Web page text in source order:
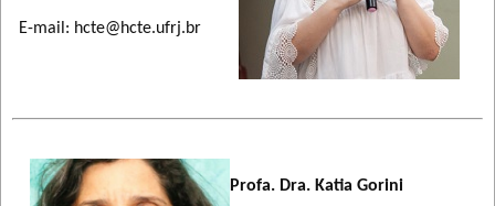
E-mail: hcte@hcte.ufrj.br
Profa. Dra. Katia Gorini